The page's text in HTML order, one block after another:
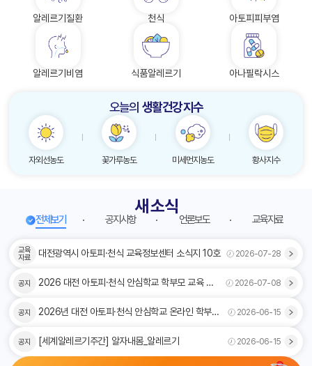
알레르기질환 천식 아토피피부염
알레르기비염 식품알레르기 아나필락시스
오늘의 생활 건강 지수
자외선농도 꽃가루농도 미세먼지농도 황사지수
새 소식
전체보기 공지사항 언론보도 교육자료
교육
자료
대전광역시 아토피·천식 교육정보센터 소식지 10호 2026-07-28
공지
2026 대전 아토피·천식 안심학교 학부모 교육 후
2026-07-08
공지
2026년 대전 아토피·천식 안심학교 온라인 학부모
2026-06-15
공지 [세계알레르기주간] 알자내몸_알레르기 2026-06-15